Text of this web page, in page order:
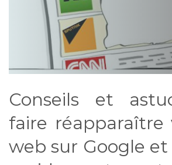
Conseils et
faire réapparaître
web sur Google